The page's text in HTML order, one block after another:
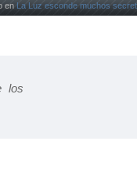
en La Luz esconde muchos